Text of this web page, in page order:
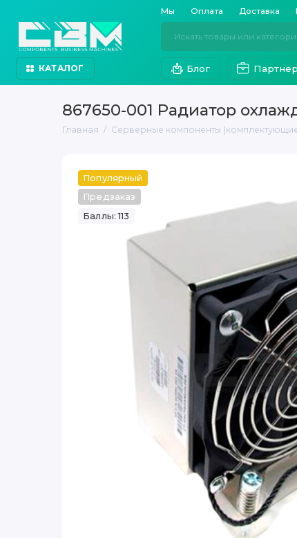
Мы Оплата Доставка
КАТАЛОГ Блог
867650-001 Радиатор
Главная Серверные компоненты
Популярный
Предзаказ
Баллы: 113